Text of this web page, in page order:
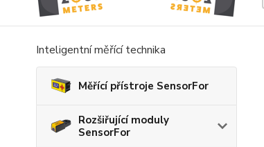
Inteligentní měřící technika
Měřící přístroje SensorFor
Rozšiřující moduly
SensorFor